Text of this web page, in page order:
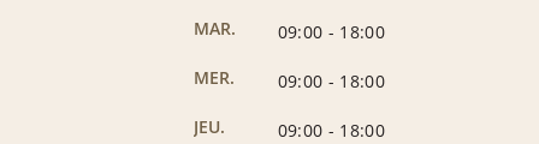
MAR.
09:00 - 18:00
MER.
09:00 - 18:00
JEU.
09:00 - 18:00